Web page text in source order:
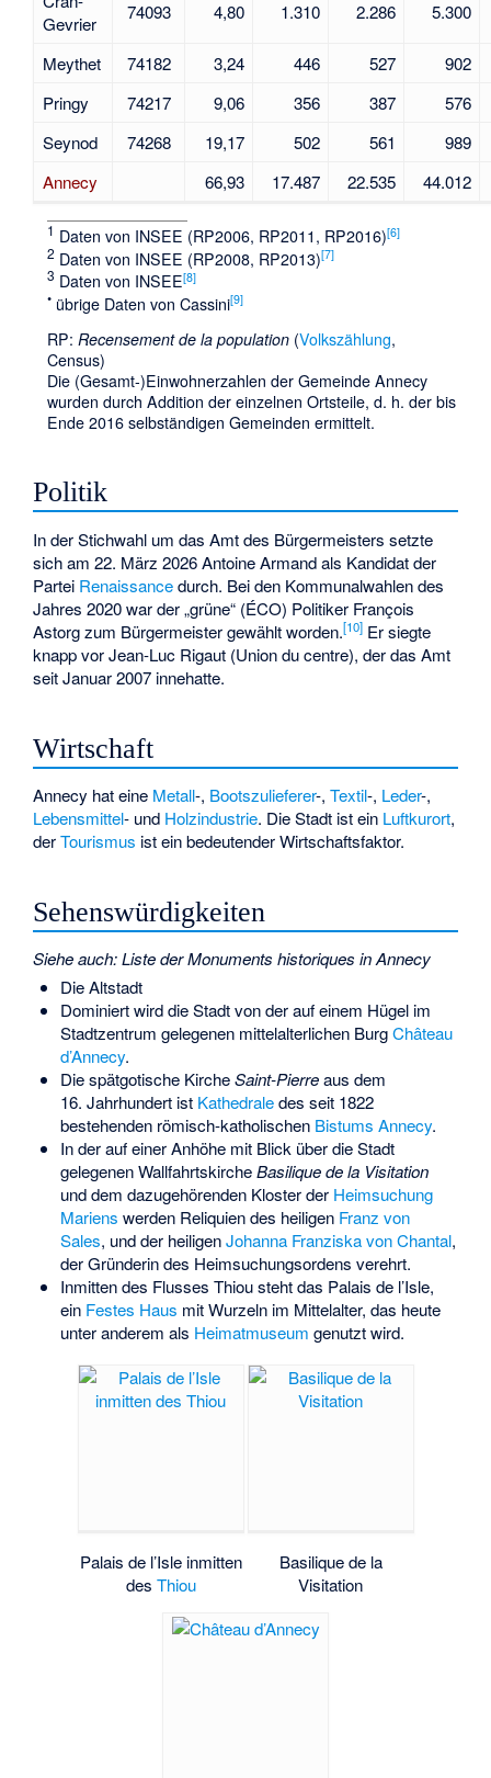
Gevrier
74093 4,80 1.310 2.286 5.300
Meythet 74182 3,24 446 527
902
Pringy
74217 9,06 356 387
576
Seynod
74268 19,17 502 561
989
Annecy
66,93 17.487 22.535 44.012
1 Daten von INSEE (RP2006, RP2011, RP2016)[6]
2 Daten von INSEE (RP2008, RP2013)[7]
3 Daten von INSEE[8]
• übrige Daten von Cassini[9]
RP: Recensement de la population (Volkszählung,
Census)
Die (Gesamt-)Einwohnerzahlen der Gemeinde Annecy
wurden durch Addition der einzelnen Ortsteile, d. h. der bis
Ende 2016 selbständigen Gemeinden ermittelt.
Politik
In der Stichwahl um das Amt des Bürgermeisters setzte
sich am 22. März 2026 Antoine Armand als Kandidat der
Partei Renaissancedurch. Bei den Kommunalwahlen des
Jahres 2020 war der „grüne“ (ÉCO) Politiker François
Astorg zum Bürgermeister gewählt worden.[10] Er siegte
knapp vor Jean-Luc Rigaut (Union du centre), der das Amt
seit Januar 2007 innehatte.
Wirtschaft
Annecy hat eine Metall-, Bootszulieferer-,Textil-, Leder-,
Lebensmittel- und Holzindustrie. Die Stadt ist ein Luftkurort,
derTourismus ist ein bedeutender Wirtschaftsfaktor.
Sehenswürdigkeiten
Siehe auch:Liste der Monuments historiques in Annecy
Die Altstadt
Dominiert wird die Stadt von der auf einem Hügel im
Stadtzentrum gelegenen mittelalterlichen BurgChâteau
d’Annecy.
Die spätgotische KircheSaint-Pierreaus dem
16. Jahrhundert ist Kathedraledes seit 1822
bestehenden römisch-katholischen Bistums Annecy.
In der auf einer Anhöhe mit Blick über die Stadt
gelegenen WallfahrtskircheBasilique de la Visitation
und dem dazugehörenden Kloster der Heimsuchung
Mariens werden Reliquien des heiligen Franz von
Sales, und der heiligenJohanna Franziska von Chantal,
der Gründerin des Heimsuchungsordens verehrt.
Inmitten des Flusses Thiou steht das Palais de l’Isle,
ein Festes Haus mit Wurzeln im Mittelalter, das heute
unter anderem als Heimatmuseum genutzt wird.
Palais de l’Isleinmitten
des Thiou
Basilique de la
Visitation